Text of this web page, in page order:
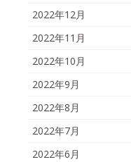
2022年12月
2022年11月
2022年10月
2022年9月
2022年8月
2022年7月
2022年6月